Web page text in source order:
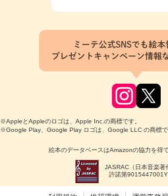
ミーテ公式SNSでも絵本
プレゼントキャンペーン情報
※AppleとAppleのロゴは、Apple Inc.の商標です。
※Google Play、Google Play ロゴは、Google LLC の商標で
絵本のデータベースはAmazonの協力を得
JASRAC（日本音楽著
許諾第